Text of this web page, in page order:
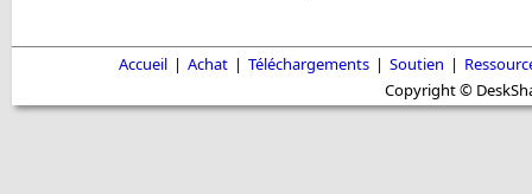
Accueil | Achat | Téléchargements | Soutien |
Copyright ©